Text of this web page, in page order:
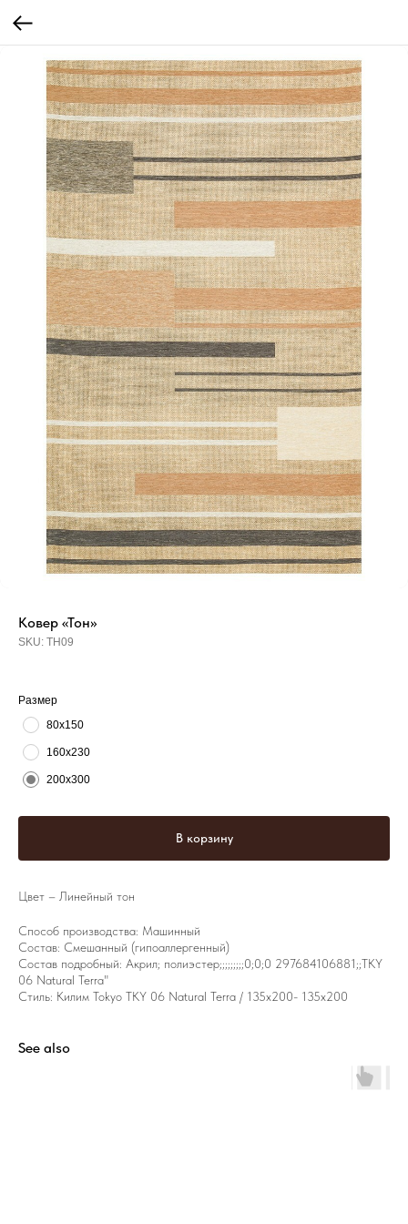
Ковер «Тон»
SKU: ТН09
Размер
80х150
160х230
200х300
В корзину
Цвет – Линейный тон
Способ производства: Машинный
Состав: Смешанный (гипоаллергенный)
Состав подробный: Акрил; полиэстер;;;;;;;;;0;0;0 297684106881;;TKY
06 Natural Terra"
Стиль: Килим Tokyo TKY 06 Natural Terra / 135х200- 135х200
See also